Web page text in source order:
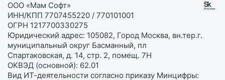
ООО «Мам Софт»
ИНН/КПП 7707455220 / 770101001
ОГРН 1217700330275
Юридический адрес: 105082, Город Москва, вн.тер.г.
муниципальный округ Басманный, пл
Спартаковская, д. 14, стр. 2, помещ. 7Н
ОКВЭД (основной): 62.01
Вид ИТ-деятельности согласно приказу Минцифры: